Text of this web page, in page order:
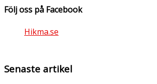
Följ oss på Facebook
Hikma.se
Senaste artikel